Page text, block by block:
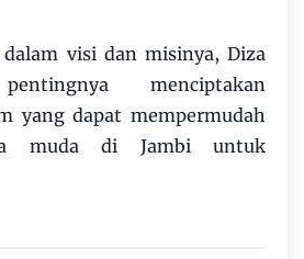
visi dan misinya, Diza
menciptakan
yang dapat mempermudah
muda di Jambi untuk